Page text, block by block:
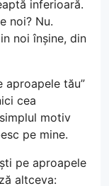
inferioară.
noi? Nu.
noi înșine, din
aproapele tău”
cea
motiv
pe mine.
pe aproapele
altceva: